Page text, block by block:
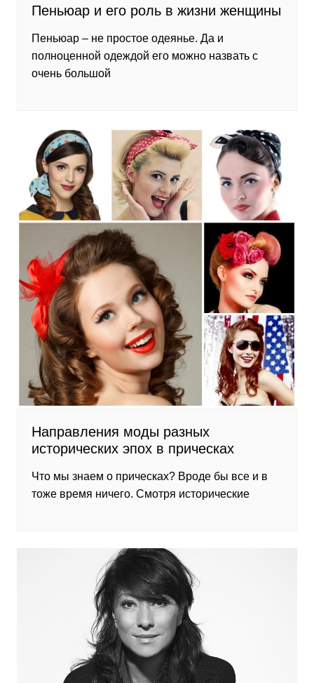
Пеньюар и его роль в жизни женщины
Пеньюар – не простое одеянье. Да и
полноценной одеждой его можно назвать с
очень большой
Направления моды разных
исторических эпох в прическах
Что мы знаем о прическах? Вроде бы все и в
тоже время ничего. Смотря исторические